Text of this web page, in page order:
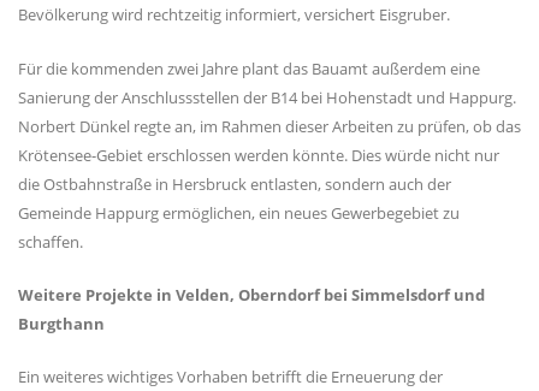
Bevölkerung wird rechtzeitig informiert, versichert Eisgruber.
Für die kommenden zwei Jahre plant das Bauamt außerdem eine
Sanierung der Anschlussstellen der B14 bei Hohenstadt und Happurg.
Norbert Dünkel regte an, im Rahmen dieser Arbeiten zu prüfen, ob das
Krötensee-Gebiet erschlossen werden könnte. Dies würde nicht nur
die Ostbahnstraße in Hersbruck entlasten, sondern auch der
Gemeinde Happurg ermöglichen, ein neues Gewerbegebiet zu
schaffen.
Weitere Projekte in Velden, Oberndorf bei Simmelsdorf und
Burgthann
Ein weiteres wichtiges Vorhaben betrifft die Erneuerung der